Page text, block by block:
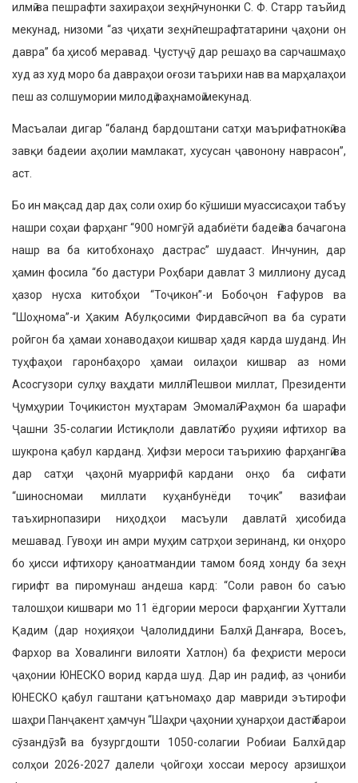
илмӣ ва пешрафти захираҳои зеҳнӣ, чунонки С. Ф. Старр таъйид
мекунад, низоми “аз ҷиҳати зеҳнӣ пешрафтатарини ҷаҳони он
давра” ба ҳисоб меравад. Ҷустуҷӯ дар решаҳо ва сарчашмаҳо
худ аз худ моро ба давраҳои оғози таърихи нав ва марҳалаҳои
пеш аз солшумории милодӣ раҳнамоӣ мекунад.
Масъалаи дигар “баланд бардоштани сатҳи маърифатнокӣ ва
завқи бадеии аҳолии мамлакат, хусусан ҷавонону наврасон”,
аст.
Бо ин мақсад дар даҳ соли охир бо кӯшиши муассисаҳои табъу
нашри соҳаи фарҳанг “900 номгӯй адабиёти бадеӣ ва бачагона
нашр ва ба китобхонаҳо дастрас” шудааст. Инчунин, дар
ҳамин фосила “бо дастури Роҳбари давлат 3 миллиону дусад
ҳазор нусха китобҳои “Тоҷикон”-и Бобоҷон Ғафуров ва
“Шоҳнома”-и Ҳаким Абулқосими Фирдавсӣ чоп ва ба сурати
ройгон ба ҳамаи хонаводаҳои кишвар ҳадя карда шуданд. Ин
туҳфаҳои гаронбаҳоро ҳамаи оилаҳои кишвар аз номи
Асосгузори сулҳу ваҳдати миллӣ-Пешвои миллат, Президенти
Ҷумҳурии Тоҷикистон муҳтарам Эмомалӣ Раҳмон ба шарафи
Ҷашни 35-солагии Истиқлоли давлатӣ бо руҳияи ифтихор ва
шукрона қабул карданд. Ҳифзи мероси таърихию фарҳангӣ ва
дар сатҳи ҷаҳонӣ муаррифӣ кардани онҳо ба сифати
“шиносномаи миллати куҳанбунёди тоҷик” вазифаи
таъхирнопазири ниҳодҳои масъули давлатӣ ҳисобида
мешавад. Гувоҳи ин амри муҳим сатрҳои зеринанд, ки онҳоро
бо ҳисси ифтихору қаноатмандии тамом бояд хонду ба зеҳн
гирифт ва пиромунаш андеша кард: “Соли равон бо саъю
талошҳои кишвари мо 11 ёдгории мероси фарҳангии Хуттали
Қадим (дар ноҳияҳои Ҷалолиддини Балхӣ, Данғара, Восеъ,
Фархор ва Ховалинги вилояти Хатлон) ба феҳристи мероси
ҷаҳонии ЮНЕСКО ворид карда шуд. Дар ин радиф, аз ҷониби
ЮНЕСКО қабул гаштани қатъномаҳо дар мавриди эътирофи
шаҳри Панҷакент ҳамчун “Шаҳри ҷаҳонии ҳунарҳои дастӣ барои
сӯзандӯзӣ” ва бузургдошти 1050-солагии Робиаи Балхӣ дар
солҳои 2026-2027 далели ҷойгоҳи хоссаи меросу арзишҳои